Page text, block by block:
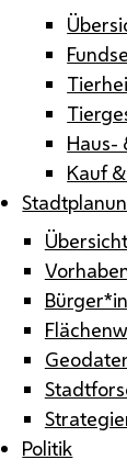
Haus-
Kauf
Übersicht
Politik